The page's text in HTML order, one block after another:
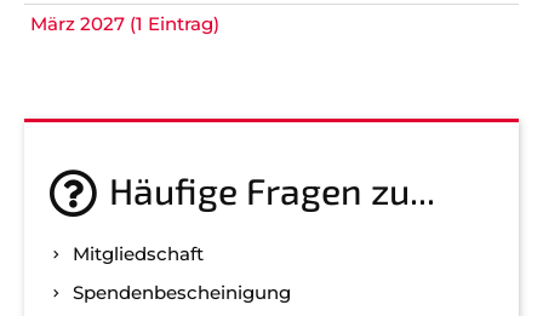
März 2027 (1 Eintrag)
Häufige Fragen zu...
Mitgliedschaft
Spenden­bescheinigung